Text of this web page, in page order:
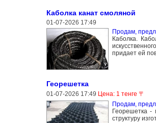
Каболка канат смоляной
01-07-2026 17:49
Продам,
Каболка.
придает ей
Георешетка
01-07-2026 17:49 Цена: 1 тенге 〒
Продам,
Георешетка -
структуру